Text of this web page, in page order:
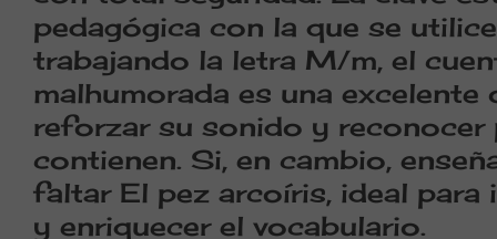
pedagógica con la que se
trabajando la letra M/m, el
malhumorada es una
reforzar su sonido y reconocer
contienen. Si, en cambio,
faltar El pez arcoíris, ideal para
y enriquecer el vocabulario.